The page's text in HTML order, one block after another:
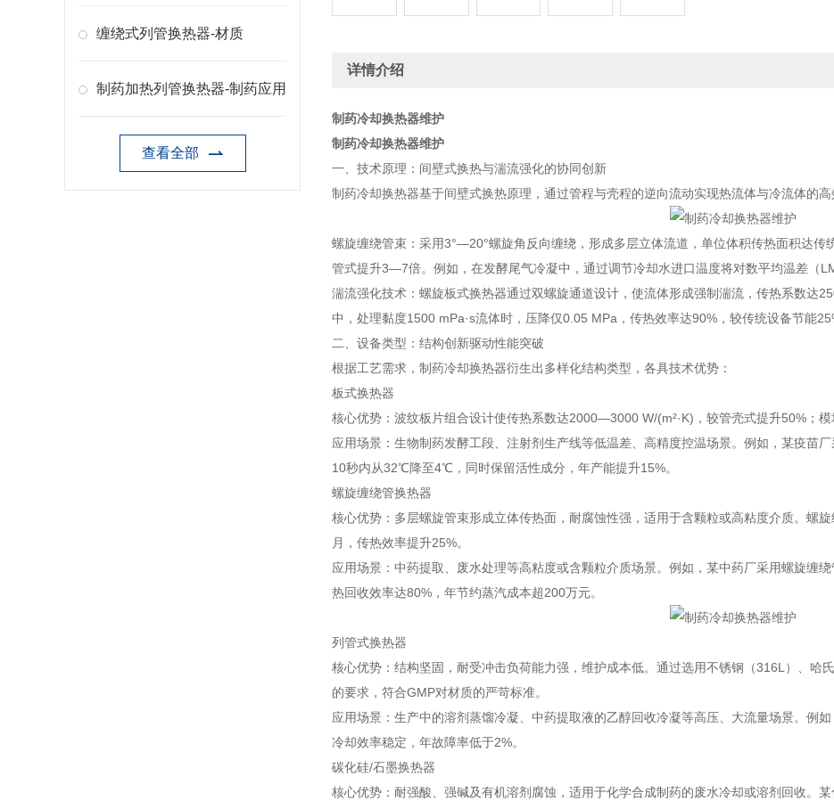
缠绕式列管换热器-材质
制药加热列管换热器-制药应用
查看全部
详情介绍
制药冷却换热器维护
制药冷却换热器维护
一、技术原理：间壁式换热与湍流强化的协同创新
制药冷却换热器基于间壁式换热原理，通过管程与壳程的逆向流动实现热流体与冷流体的高
螺旋缠绕管束：采用3°—20°螺旋角反向缠绕，形成多层立体流道，单位体积传热面积达
管式提升3—7倍。例如，在发酵尾气冷凝中，通过调节冷却水进口温度将对数平均温差（
湍流强化技术：螺旋板式换热器通过双螺旋通道设计，使流体形成强制湍流，传热系数达
中，处理黏度1500 mPa·s流体时，压降仅0.05 MPa，传热效率达90%，较传统设备节能
二、设备类型：结构创新驱动性能突破
根据工艺需求，制药冷却换热器衍生出多样化结构类型，各具技术优势：
板式换热器
核心优势：波纹板片组合设计使传热系数达2000—3000 W/(m²·K)，较管壳式提升50%；模
应用场景：生物制药发酵工段、注射剂生产线等低温差、高精度控温场景。例如，某疫苗
10秒内从32℃降至4℃，同时保留活性成分，年产能提升15%。
螺旋缠绕管换热器
核心优势：多层螺旋管束形成立体传热面，耐腐蚀性强，适用于含颗粒或高粘度介质。螺
月，传热效率提升25%。
应用场景：中药提取、废水处理等高粘度或含颗粒介质场景。例如，某中药厂采用螺旋缠
热回收效率达80%，年节约蒸汽成本超200万元。
列管式换热器
核心优势：结构坚固，耐受冲击负荷能力强，维护成本低。通过选用不锈钢（316L）、哈
的要求，符合GMP对材质的严苛标准。
应用场景：生产中的溶剂蒸馏冷凝、中药提取液的乙醇回收冷凝等高压、大流量场景。例
冷却效率稳定，年故障率低于2%。
碳化硅/石墨换热器
核心优势：耐强酸、强碱及有机溶剂腐蚀，适用于化学合成制药的废水冷却或溶剂回收。